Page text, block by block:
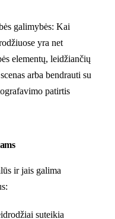
galimybės: Kai
yra net
elementų, leidžiančių
arba bendrauti su
patirtis
ir jais galima
suteikia